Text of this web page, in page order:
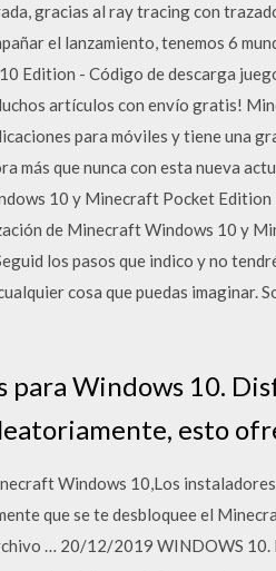
gracias al ray tracing con
el lanzamiento, tenemos 6
Edition - Código de descarga
artículos con envío gratis!
para móviles y tiene una
más que nunca con esta nueva
10 y Minecraft Pocket Edition
de Minecraft Windows 10 y
los pasos que indico y no
cosa que puedas imaginar.
Windows 10.
esto
Windows 10,Los
que se te desbloquee el
… 20/12/2019 WINDOWS